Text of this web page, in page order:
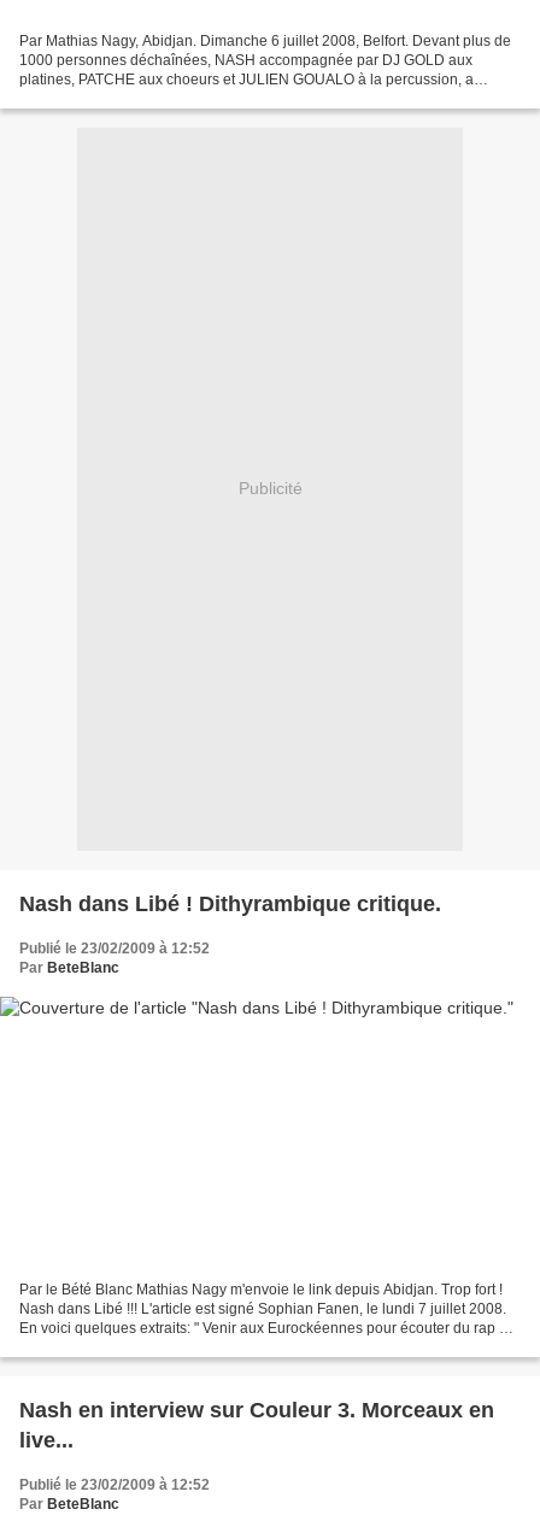
Par Mathias Nagy, Abidjan. Dimanche 6 juillet 2008, Belfort. Devant plus de
1000 personnes déchaînées, NASH accompagnée par DJ GOLD aux
platines, PATCHE aux choeurs et JULIEN GOUALO à la percussion, a
Publicité
Nash dans Libé ! Dithyrambique critique.
Publié le 23/02/2009 à 12:52
Par BeteBlanc
Par le Bété Blanc Mathias Nagy m'envoie le link depuis Abidjan. Trop fort !
Nash dans Libé !!! L'article est signé Sophian Fanen, le lundi 7 juillet 2008.
En voici quelques extraits: " Venir aux Eurockéennes pour écouter du rap ?
Nash en interview sur Couleur 3. Morceaux en
live...
Publié le 23/02/2009 à 12:52
Par BeteBlanc